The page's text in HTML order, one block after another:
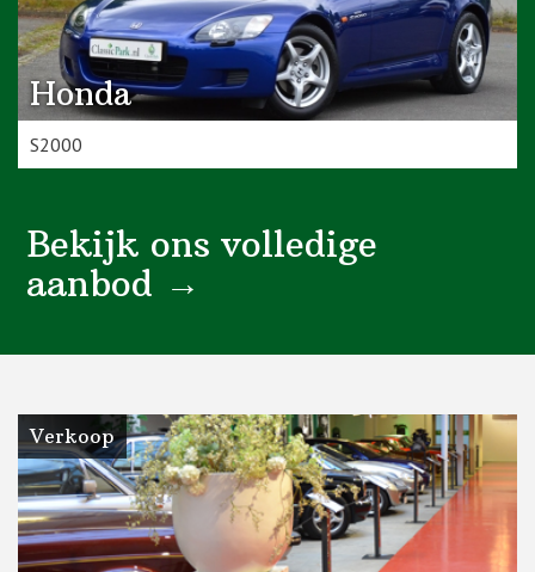
Honda
S2000
Bekijk ons volledige
aanbod →
Verkoop